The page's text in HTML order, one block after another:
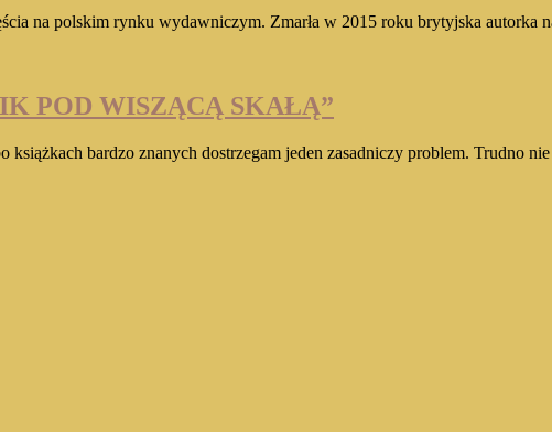
na polskim rynku wydawniczym. Zmarła w 2015 roku brytyjska
POD WISZĄCĄ SKAŁĄ”
książkach bardzo znanych dostrzegam jeden zasadniczy problem. Trudno